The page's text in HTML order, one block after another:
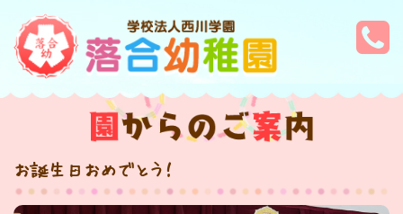
お誕生日おめでとう！